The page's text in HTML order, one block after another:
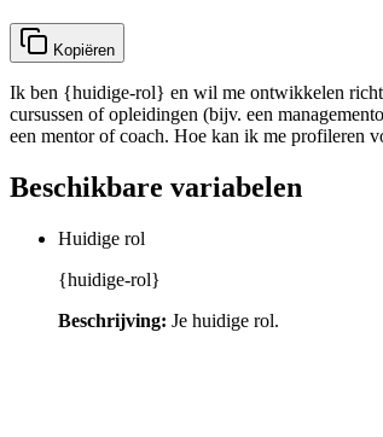
Kopiëren
Ik ben {huidige-rol} en wil me ontwikkelen
cursussen of opleidingen (bijv. een
een mentor of coach. Hoe kan ik me profileren
Beschikbare variabelen
Huidige rol
{huidige-rol}
Beschrijving: Je huidige rol.